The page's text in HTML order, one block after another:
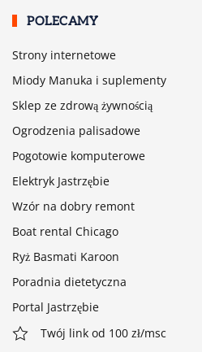
POLECAMY
Strony internetowe
Miody Manuka i suplementy
Sklep ze zdrową żywnością
Ogrodzenia palisadowe
Pogotowie komputerowe
Elektryk Jastrzębie
Wzór na dobry remont
Boat rental Chicago
Ryż Basmati Karoon
Poradnia dietetyczna
Portal Jastrzębie
Twój link od 100 zł/msc